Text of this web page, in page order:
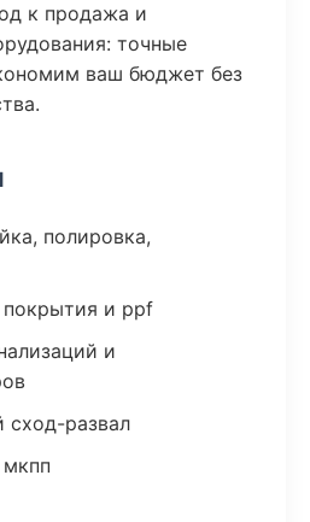
к продажа и
точные
ваш бюджет без
полировка,
и ppf
и
сход-развал